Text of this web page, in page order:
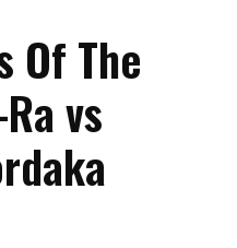
Of The
vs